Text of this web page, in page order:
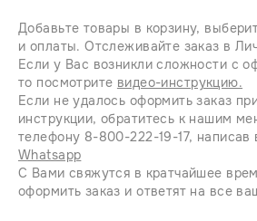
Добавьте товары в корзину,
и оплаты. Отслеживайте заказ в
Если у Вас возникли сложности с
то посмотрите видео-инструкцию.
Если не удалось оформить заказ
инструкции, обратитесь к нашим
телефону 8-800-222-19-17,
Whatsapp
С Вами свяжутся в кратчайшее
оформить заказ и ответят на все